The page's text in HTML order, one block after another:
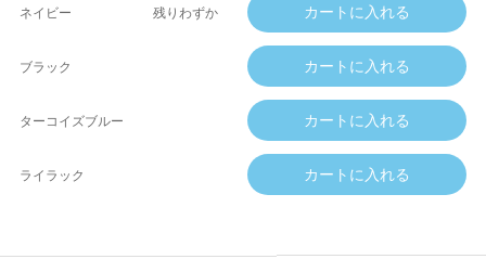
ネイビー 残りわずか
ブラック
ターコイズブルー
ライラック